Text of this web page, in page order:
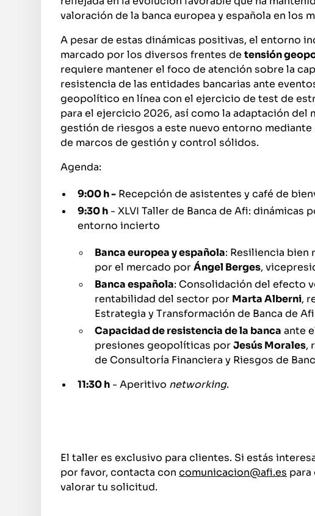
valoración de la banca europea y española en los
A pesar de estas dinámicas positivas, el entorno
marcado por los diversos frentes detensión
requiere mantener el foco de atención sobre la
resistencia de las entidades bancarias ante
geopolítico en línea con el ejercicio de test de
para el ejercicio 2026, así como la adaptación del
gestión de riesgos a este nuevo entorno
de marcos de gestión y control sólidos.
Agenda:
9:00 h - Recepción de asistentes y café de
9:30 h - XLVI Taller de Banca de Afi: dinámicas
entorno incierto
Banca europea y española: Resiliencia bien
por el mercado porÁngel Berges,
Banca española: Consolidación del efecto
rentabilidad del sector por Marta Alberni,
Estrategia y Transformación de Banca de Afi
Capacidad de resistencia de la banca ante
presiones geopolíticas porJesús Morales,
de Consultoría Financiera y Riesgos de
11:30 h - Aperitivo networking.
El taller es exclusivo para clientes. Si estás
por favor, contacta concomunicacion@afi.es para
valorar tu solicitud.